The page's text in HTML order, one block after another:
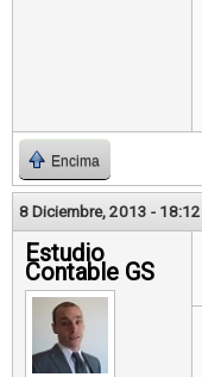
Encima
8 Diciembre, 2013 - 18:12
Estudio
Contable GS